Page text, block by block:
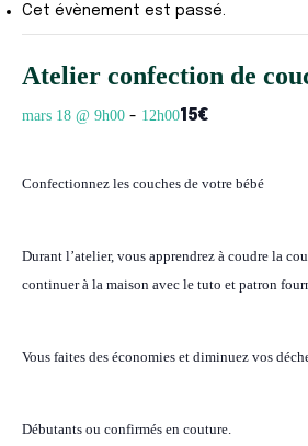
Cet évènement est passé.
Atelier confection de
mars 18 @ 9h00 - 12h0015€
Confectionnez les couches de votre bébé
Durant l’atelier, vous apprendrez à coudre la
continuer à la maison avec le tuto et patron
Vous faites des économies et diminuez vos
Débutants ou confirmés en couture.